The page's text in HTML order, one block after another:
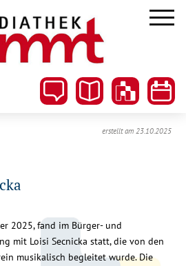
erstellt am 23.10.2025
2025, fand im Bürger- und
mit Loisi Secnicka statt, die von den
musikalisch begleitet wurde. Die